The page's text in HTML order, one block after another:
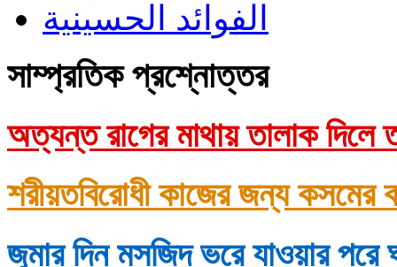
الفوائد الحسينية
সাম্প্রতিক প্রশ্নোত্তর
অত্যন্ত রাগের মাথায় তালাক দিলে
শরীয়তবিরোধী কাজের জন্য কসমের
জুমার দিন মসজিদ ভরে যাওয়ার